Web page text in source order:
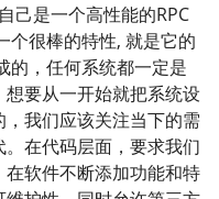
己是一个高性能的RPC
很棒的特性, 就是它的
的，任何系统都一定是
要从一开始就把系统设
我们应该关注当下的需
在代码层面，要求我们
软件不断添加功能和特